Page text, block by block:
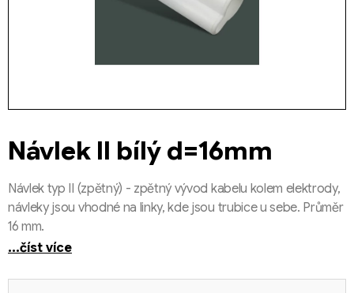
Návlek II bílý d=16mm
Návlek typ II (zpětný) - zpětný vývod kabelu kolem elektrody,
návleky jsou vhodné na linky, kde jsou trubice u sebe. Průměr
16 mm.
...číst více